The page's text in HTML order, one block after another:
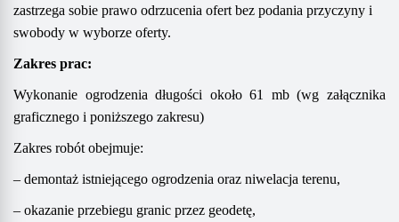
zastrzega sobie prawo odrzucenia ofert bez podania przyczyny i
swobody w wyborze oferty.
Zakres prac:
Wykonanie ogrodzenia długości około 61 mb (wg załącznika
graficznego i poniższego zakresu)
Zakres robót obejmuje:
– demontaż istniejącego ogrodzenia oraz niwelacja terenu,
– okazanie przebiegu granic przez geodetę,